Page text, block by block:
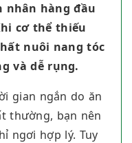
nhân hàng đầu
cơ thể thiếu
nuôi nang tóc
và dễ rụng.
gian ngắn do ăn
thường, bạn nên
ngơi hợp lý. Tuy